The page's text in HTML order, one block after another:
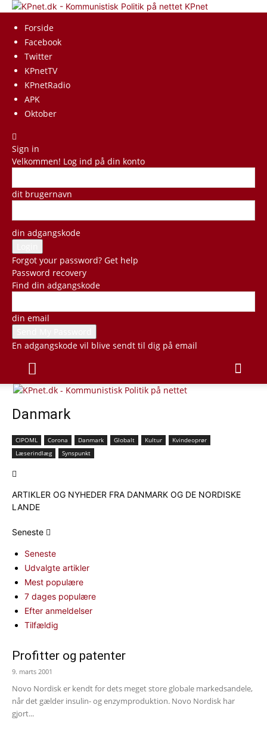
KPnet
Forside
Facebook
Twitter
KPnetTV
KPnetRadio
APK
Oktober
Sign in
Velkommen! Log ind på din konto
dit brugernavn
din adgangskode
Forgot your password? Get help
Password recovery
Find din adgangskode
din email
En adgangskode vil blive sendt til dig på email
Danmark
CIPOML Corona Danmark Globalt Kultur
Kvindeoprør
Læserindlæg
Synspunkt
ARTIKLER OG NYHEDER FRA DANMARK OG DE NORDISKE
LANDE
Seneste
Seneste
Udvalgte artikler
Mest populære
7 dages populære
Efter anmeldelser
Tilfældig
Profitter og patenter
9. marts 2001
Novo Nordisk er kendt for dets meget store globale markedsandele,
når det gælder insulin- og enzymproduktion. Novo Nordisk har
gjort...